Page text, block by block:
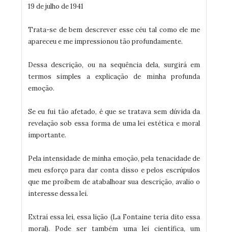
19 de julho de 1941
Trata-se de bem descrever esse céu tal como ele me
apareceu e me impressionou tão profundamente.
Dessa descrição, ou na sequência dela, surgirá em
termos simples a explicação de minha profunda
emoção.
Se eu fui tão afetado, é que se tratava sem dúvida da
revelação sob essa forma de uma lei estética e moral
importante.
Pela intensidade de minha emoção, pela tenacidade de
meu esforço para dar conta disso e pelos escrúpulos
que me proíbem de atabalhoar sua descrição, avalio o
interesse dessa lei.
Extraí essa lei, essa lição (La Fontaine teria dito essa
moral). Pode ser também uma lei científica, um